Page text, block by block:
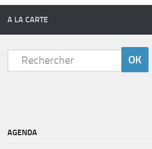
A LA CARTE
AGENDA